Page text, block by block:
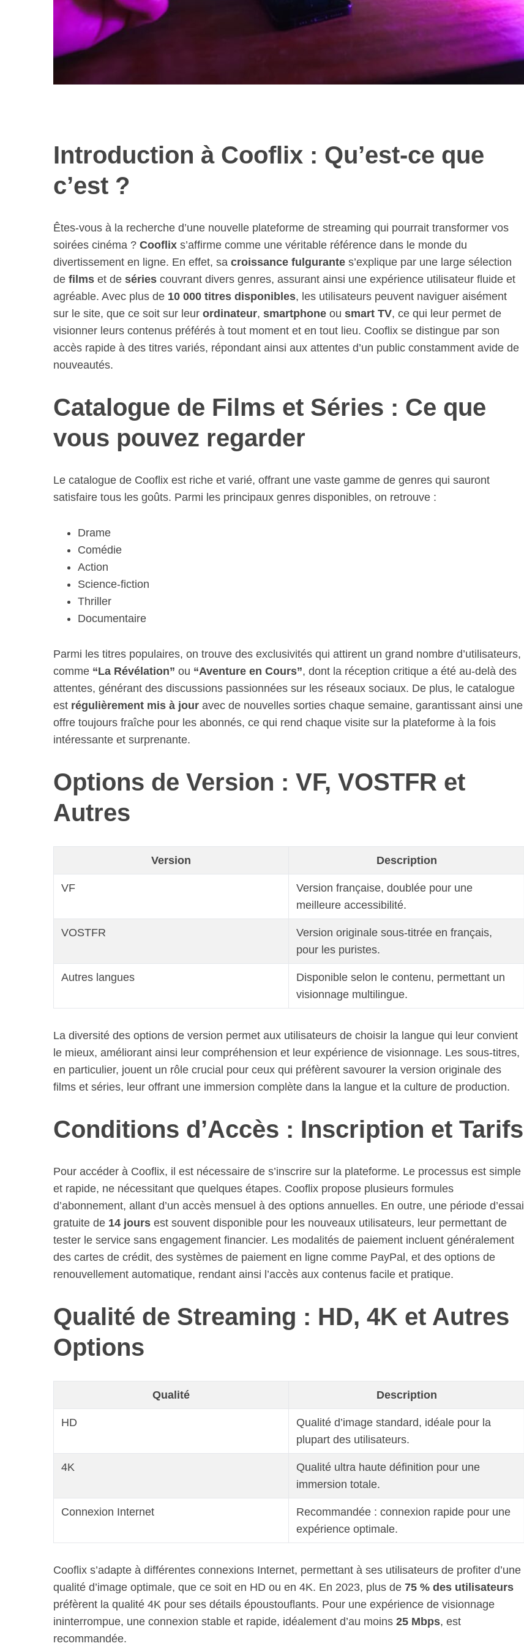
Introduction à Cooflix : Qu’est-ce que
c’est ?
Êtes-vous à la recherche d’une nouvelle plateforme de streaming qui pourrait transformer vos
soirées cinéma ? Cooflix s’affirme comme une véritable référence dans le monde du
divertissement en ligne. En effet, sa croissance fulgurante s’explique par une large sélection
de films et de séries couvrant divers genres, assurant ainsi une expérience utilisateur fluide et
agréable. Avec plus de 10 000 titres disponibles, les utilisateurs peuvent naviguer aisément
sur le site, que ce soit sur leur ordinateur, smartphone ou smart TV, ce qui leur permet de
visionner leurs contenus préférés à tout moment et en tout lieu. Cooflix se distingue par son
accès rapide à des titres variés, répondant ainsi aux attentes d’un public constamment avide de
nouveautés.
Catalogue de Films et Séries : Ce que
vous pouvez regarder
Le catalogue de Cooflix est riche et varié, offrant une vaste gamme de genres qui sauront
satisfaire tous les goûts. Parmi les principaux genres disponibles, on retrouve :
Drame
Comédie
Action
Science-fiction
Thriller
Documentaire
Parmi les titres populaires, on trouve des exclusivités qui attirent un grand nombre d’utilisateurs,
comme “La Révélation” ou “Aventure en Cours”, dont la réception critique a été au-delà des
attentes, générant des discussions passionnées sur les réseaux sociaux. De plus, le catalogue
est régulièrement mis à jour avec de nouvelles sorties chaque semaine, garantissant ainsi une
offre toujours fraîche pour les abonnés, ce qui rend chaque visite sur la plateforme à la fois
intéressante et surprenante.
Options de Version : VF, VOSTFR et
Autres
Version Description
VF
Version française, doublée pour une
meilleure accessibilité.
VOSTFR
Version originale sous-titrée en français,
pour les puristes.
Autres langues
Disponible selon le contenu, permettant un
visionnage multilingue.
La diversité des options de version permet aux utilisateurs de choisir la langue qui leur convient
le mieux, améliorant ainsi leur compréhension et leur expérience de visionnage. Les sous-titres,
en particulier, jouent un rôle crucial pour ceux qui préfèrent savourer la version originale des
films et séries, leur offrant une immersion complète dans la langue et la culture de production.
Conditions d’Accès : Inscription et Tarifs
Pour accéder à Cooflix, il est nécessaire de s’inscrire sur la plateforme. Le processus est simple
et rapide, ne nécessitant que quelques étapes. Cooflix propose plusieurs formules
d’abonnement, allant d’un accès mensuel à des options annuelles. En outre, une période d’essai
gratuite de 14 jours est souvent disponible pour les nouveaux utilisateurs, leur permettant de
tester le service sans engagement financier. Les modalités de paiement incluent généralement
des cartes de crédit, des systèmes de paiement en ligne comme PayPal, et des options de
renouvellement automatique, rendant ainsi l’accès aux contenus facile et pratique.
Qualité de Streaming : HD, 4K et Autres
Options
Qualité Description
HD
Qualité d’image standard, idéale pour la
plupart des utilisateurs.
4K
Qualité ultra haute définition pour une
immersion totale.
Connexion Internet
Recommandée : connexion rapide pour une
expérience optimale.
Cooflix s’adapte à différentes connexions Internet, permettant à ses utilisateurs de profiter d’une
qualité d’image optimale, que ce soit en HD ou en 4K. En 2023, plus de 75 % des utilisateurs
préfèrent la qualité 4K pour ses détails époustouflants. Pour une expérience de visionnage
ininterrompue, une connexion stable et rapide, idéalement d’au moins 25 Mbps, est
recommandée.
e
r
c
f
o
r